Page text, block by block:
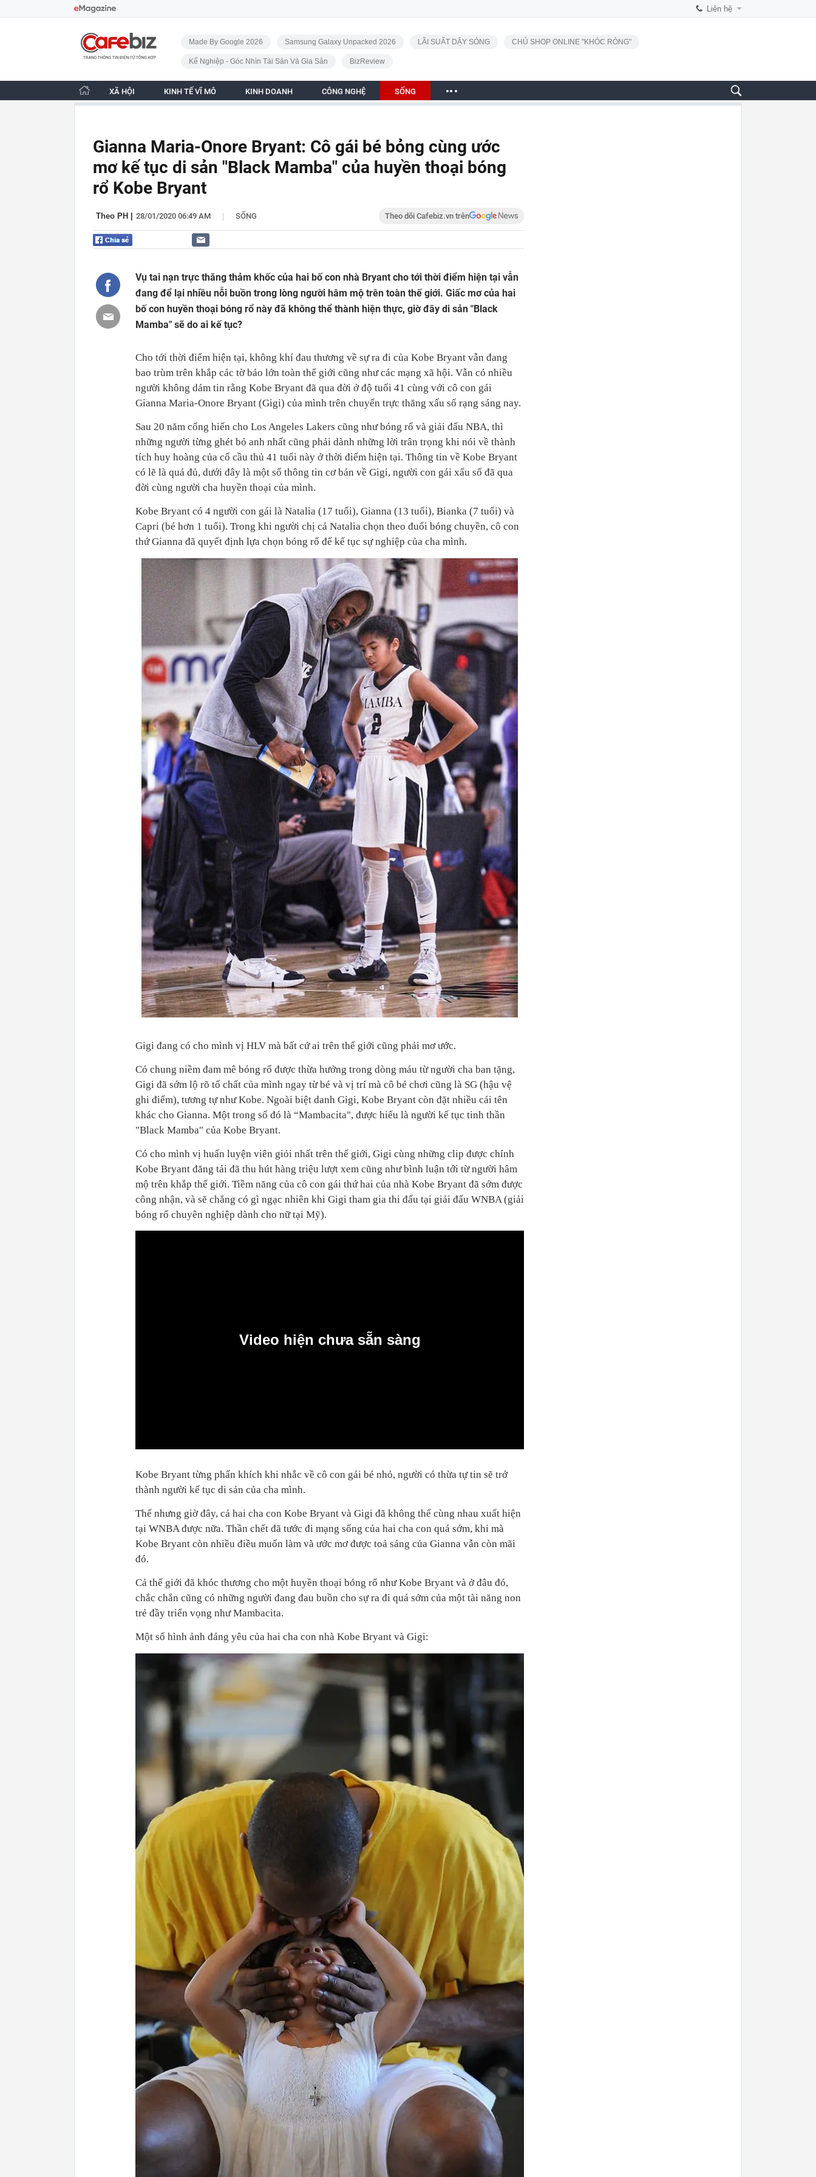
Liên hệ
CafeBiz - Trang chủ
Made By Google 2026 Samsung Galaxy Unpacked 2026 LÃI SUẤT DẬY SÓNG CHỦ SHOP ONLINE "KHÓC RÒNG"
Kế Nghiệp - Góc Nhìn Tài Sản Và Gia Sản BizReview
XÃ HỘI KINH TẾ VĨ MÔ KINH DOANH CÔNG NGHỆ SỐNG
Gianna Maria-Onore Bryant: Cô gái bé bỏng cùng ước
mơ kế tục di sản "Black Mamba" của huyền thoại bóng
rổ Kobe Bryant
Theo PH 28/01/2020 06:49 AM | SỐNG Theo dõi Cafebiz.vn trên
Vụ tai nạn trực thăng thảm khốc của hai bố con nhà Bryant cho tới thời điểm hiện tại vẫn
đang để lại nhiều nỗi buồn trong lòng người hâm mộ trên toàn thế giới. Giấc mơ của hai
bố con huyền thoại bóng rổ này đã không thể thành hiện thực, giờ đây di sản "Black
Mamba" sẽ do ai kế tục?
Cho tới thời điểm hiện tại, không khí đau thương về sự ra đi của Kobe Bryant vẫn đang
bao trùm trên khắp các tờ báo lớn toàn thế giới cũng như các mạng xã hội. Vẫn có nhiều
người không dám tin rằng Kobe Bryant đã qua đời ở độ tuổi 41 cùng với cô con gái
Gianna Maria-Onore Bryant (Gigi) của mình trên chuyến trực thăng xấu số rạng sáng nay.
Sau 20 năm cống hiến cho Los Angeles Lakers cũng như bóng rổ và giải đấu NBA, thì
những người từng ghét bỏ anh nhất cũng phải dành những lời trân trọng khi nói về thành
tích huy hoàng của cố cầu thủ 41 tuổi này ở thời điểm hiện tại. Thông tin về Kobe Bryant
có lẽ là quá đủ, dưới đây là một số thông tin cơ bản về Gigi, người con gái xấu số đã qua
đời cùng người cha huyền thoại của mình.
Kobe Bryant có 4 người con gái là Natalia (17 tuổi), Gianna (13 tuổi), Bianka (7 tuổi) và
Capri (bé hơn 1 tuổi). Trong khi người chị cả Natalia chọn theo đuổi bóng chuyền, cô con
thứ Gianna đã quyết định lựa chọn bóng rổ để kế tục sự nghiệp của cha mình.
Gigi đang có cho mình vị HLV mà bất cứ ai trên thế giới cũng phải mơ ước.
Có chung niềm đam mê bóng rổ được thừa hưởng trong dòng máu từ người cha ban tặng,
Gigi đã sớm lộ rõ tố chất của mình ngay từ bé và vị trí mà cô bé chơi cũng là SG (hậu vệ
ghi điểm), tương tự như Kobe. Ngoài biệt danh Gigi, Kobe Bryant còn đặt nhiều cái tên
khác cho Gianna. Một trong số đó là “Mambacita", được hiểu là người kế tục tinh thần
"Black Mamba" của Kobe Bryant.
Có cho mình vị huấn luyện viên giỏi nhất trên thế giới, Gigi cùng những clip được chính
Kobe Bryant đăng tải đã thu hút hàng triệu lượt xem cũng như bình luận tới từ người hâm
mộ trên khắp thế giới. Tiềm năng của cô con gái thứ hai của nhà Kobe Bryant đã sớm được
công nhận, và sẽ chẳng có gì ngạc nhiên khi Gigi tham gia thi đấu tại giải đấu WNBA (giải
bóng rổ chuyên nghiệp dành cho nữ tại Mỹ).
Video hiện chưa sẵn sàng
Kobe Bryant từng phấn khích khi nhắc về cô con gái bé nhỏ, người có thừa tự tin sẽ trở
thành người kế tục di sản của cha mình.
Thế nhưng giờ đây, cả hai cha con Kobe Bryant và Gigi đã không thể cùng nhau xuất hiện
tại WNBA được nữa. Thần chết đã tước đi mạng sống của hai cha con quá sớm, khi mà
Kobe Bryant còn nhiều điều muốn làm và ước mơ được toả sáng của Gianna vẫn còn mãi
đó.
Cả thế giới đã khóc thương cho một huyền thoại bóng rổ như Kobe Bryant và ở đâu đó,
chắc chắn cũng có những người đang đau buồn cho sự ra đi quá sớm của một tài năng non
trẻ đầy triển vọng như Mambacita.
Một số hình ảnh đáng yêu của hai cha con nhà Kobe Bryant và Gigi: